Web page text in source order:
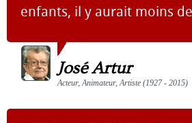
enfants, il y aurait moins
José Artur
Acteur, Animateur, Artiste (1927 - 2015)